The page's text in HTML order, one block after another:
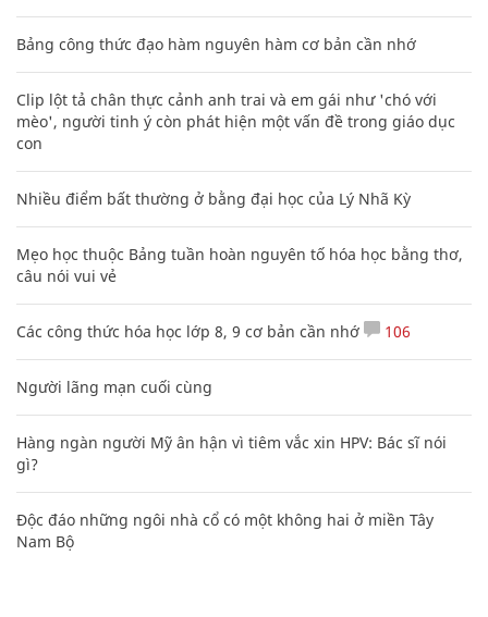
Bảng công thức đạo hàm nguyên hàm cơ bản cần nhớ
Clip lột tả chân thực cảnh anh trai và em gái như 'chó với
mèo', người tinh ý còn phát hiện một vấn đề trong giáo dục
con
Nhiều điểm bất thường ở bằng đại học của Lý Nhã Kỳ
Mẹo học thuộc Bảng tuần hoàn nguyên tố hóa học bằng thơ,
câu nói vui vẻ
Các công thức hóa học lớp 8, 9 cơ bản cần nhớ 106
Người lãng mạn cuối cùng
Hàng ngàn người Mỹ ân hận vì tiêm vắc xin HPV: Bác sĩ nói
gì?
Độc đáo những ngôi nhà cổ có một không hai ở miền Tây
Nam Bộ